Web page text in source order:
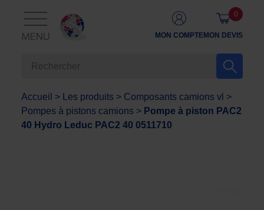
MENU MON COMPTEMON DEVIS
0
Accueil > Les produits > Composants camions vl >
Pompes à pistons camions > Pompe à piston PAC2
40 Hydro Leduc PAC2 40 0511710